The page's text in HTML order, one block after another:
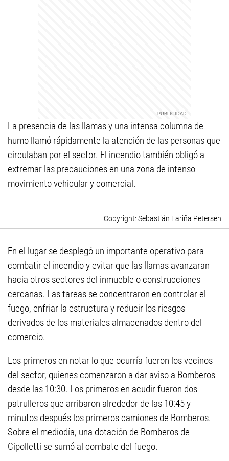
La presencia de las llamas y una intensa columna de
humo llamó rápidamente la atención de las personas que
circulaban por el sector. El incendio también obligó a
extremar las precauciones en una zona de intenso
movimiento vehicular y comercial.
Sebastián Fariña Petersen
En el lugar se desplegó un importante operativo para
combatir el incendio y evitar que las llamas avanzaran
hacia otros sectores del inmueble o construcciones
cercanas. Las tareas se concentraron en controlar el
fuego, enfriar la estructura y reducir los riesgos
derivados de los materiales almacenados dentro del
comercio.
Los primeros en notar lo que ocurría fueron los vecinos
del sector, quienes comenzaron a dar aviso a Bomberos
desde las 10:30. Los primeros en acudir fueron dos
patrulleros que arribaron alrededor de las 10:45 y
minutos después los primeros camiones de Bomberos.
Sobre el mediodía, una dotación de Bomberos de
Cipolletti se sumó al combate del fuego.